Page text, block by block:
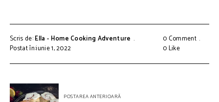
Scris de:Ella - Home Cooking Adventure
Postat în:iunie 1, 2022
0 Comment
0Like
Navigare
POSTAREA ANTERIOARĂ